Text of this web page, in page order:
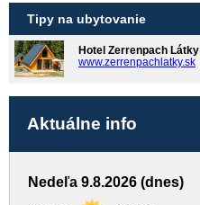
Tipy na ubytovanie
Hotel Zerrenpach Látky
www.zerrenpachlatky.sk
Aktuálne info
Nedeľa 9.8.2026 (dnes)